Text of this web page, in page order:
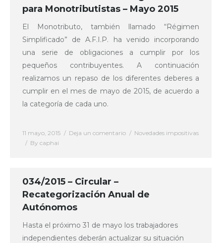
para Monotributistas – Mayo 2015
El Monotributo, también llamado “Régimen
Simplificado” de A.F.I.P. ha venido incorporando
una serie de obligaciones a cumplir por los
pequeños contribuyentes. A continuación
realizamos un repaso de los diferentes deberes a
cumplir en el mes de mayo de 2015, de acuerdo a
la categoría de cada uno.
11 mayo, 2015 Deja un comentario
Novedades impositivas
By caphai
034/2015 – Circular –
Recategorización Anual de
Autónomos
Hasta el próximo 31 de mayo los trabajadores
independientes deberán actualizar su situación